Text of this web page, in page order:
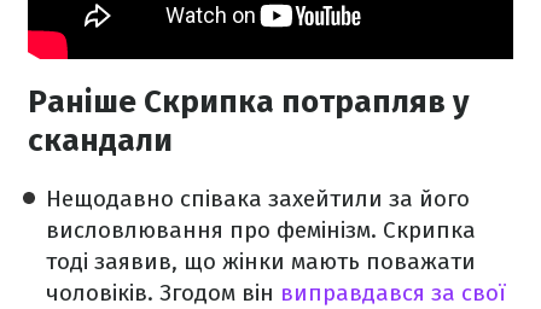
Раніше Скрипка потрапляв у
скандали
Нещодавно співака захейтили за його
висловлювання про фемінізм. Скрипка
тоді заявив, що жінки мають поважати
чоловіків. Згодом він виправдався за свої